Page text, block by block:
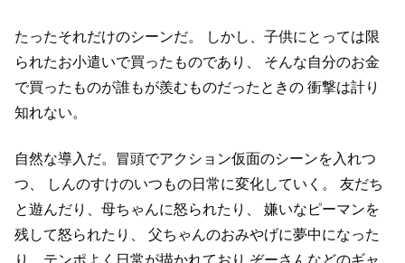
たったそれだけのシーンだ。
しかし、子供にとっては限
られたお小遣いで買ったものであり、
そんな自分のお金
で買ったものが誰もが羨むものだったときの 衝撃は計り
知れない。
自然な導入だ。冒頭でアクション仮面のシーンを入れつ
つ、
しんのすけのいつもの日常に変化していく。
友だち
と遊んだり、母ちゃんに怒られたり、
嫌いなピーマンを
残して怒られたり、
父ちゃんのおみやげに夢中になった
り、テンポよく日常が描かれており ぞーさんなどのギャ